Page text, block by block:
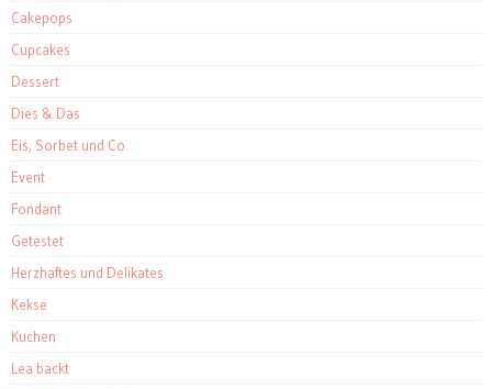
Cakepops
Cupcakes
Dessert
Dies & Das
Eis, Sorbet und Co.
Event
Fondant
Getestet
Herzhaftes und Delikates
Kekse
Kuchen
Lea backt